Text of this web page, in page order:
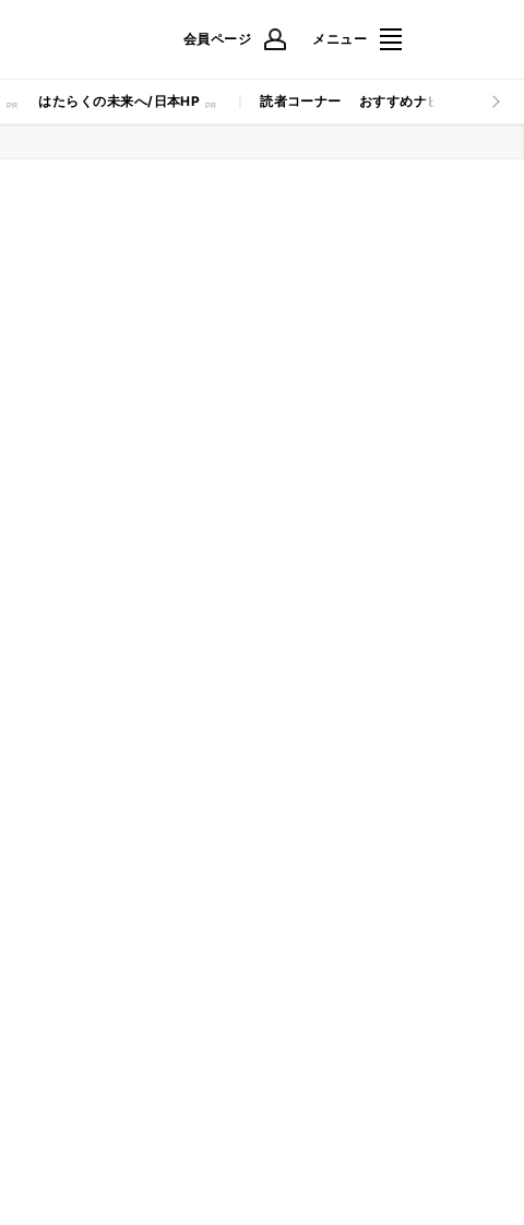
会員ページ メニュー
はたらくの未来へ/日本HP 読者コーナー おすすめナビ マイナビ